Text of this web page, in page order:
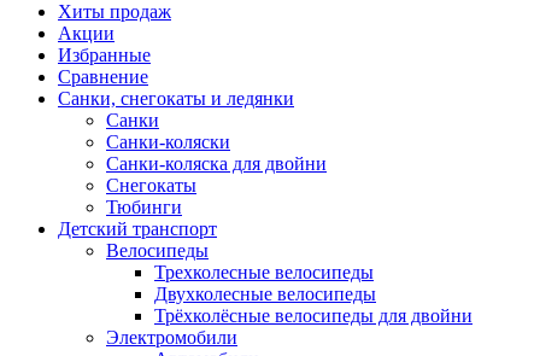
Хиты продаж
Акции
Избранные
Сравнение
Санки, снегокаты и ледянки
Санки
Санки-коляски
Санки-коляска для двойни
Снегокаты
Тюбинги
Детский транспорт
Велосипеды
Трехколесные велосипеды
Двухколесные велосипеды
Трёхколёсные велосипеды для двойни
Электромобили